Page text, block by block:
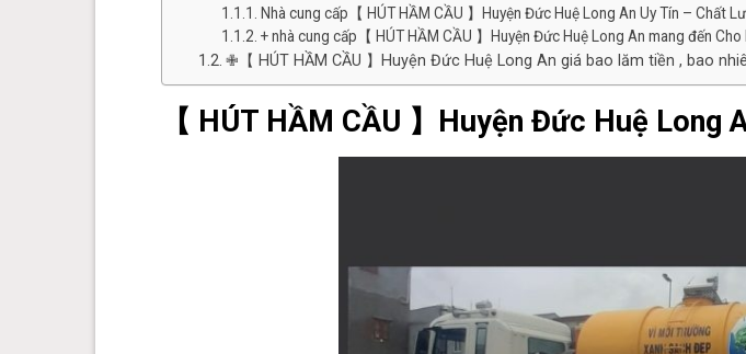
Nhà cung cấp【 HÚT HẦM CẦU 】Huyện Đức Huệ Long An Uy Tín – Chất
+ nhà cung cấp【 HÚT HẦM CẦU 】Huyện Đức Huệ Long An mang đến
✙【 HÚT HẦM CẦU 】Huyện Đức Huệ Long An giá bao lăm tiền , bao
【 HÚT HẦM CẦU 】Huyện Đức Huệ Long